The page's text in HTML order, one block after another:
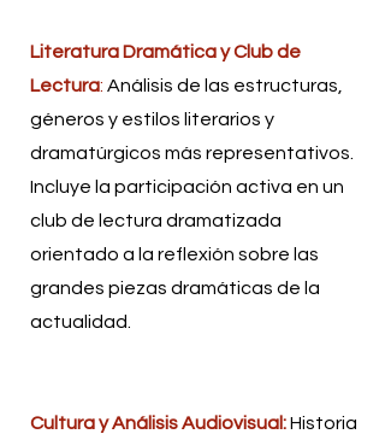
Literatura Dramática y Club de
Lectura: Análisis de las estructuras,
géneros y estilos literarios y
dramatúrgicos más representativos.
Incluye la participación activa en un
club de lectura dramatizada
orientado a la reflexión sobre las
grandes piezas dramáticas de la
actualidad.
Cultura y Análisis Audiovisual:Historia